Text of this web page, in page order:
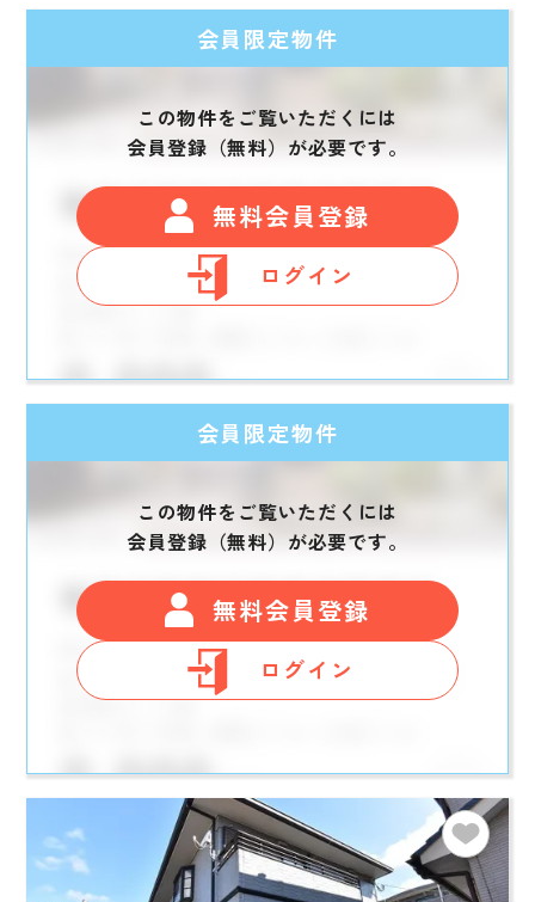
会員限定物件
この物件をご覧いただくには
会員登録（無料）が必要です。
無料会員登録
ログイン
会員限定物件
この物件をご覧いただくには
会員登録（無料）が必要です。
無料会員登録
ログイン